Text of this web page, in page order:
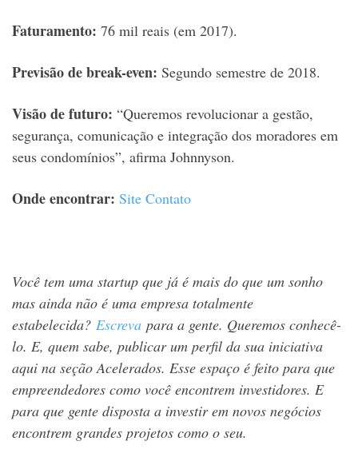
Faturamento: 76 mil reais (em 2017).
Previsão de break-even: Segundo semestre de 2018.
Visão de futuro: “Queremos revolucionar a gestão,
segurança, comunicação e integração dos moradores em
seus condomínios”, afirma Johnnyson.
Onde encontrar: Site Contato
Você tem uma startup que já é mais do que um sonho
mas ainda não é uma empresa totalmente
estabelecida? Escreva para a gente. Queremos conhecê-
lo. E, quem sabe, publicar um perfil da sua iniciativa
aqui na seção Acelerados. Esse espaço é feito para que
empreendedores como você encontrem investidores. E
para que gente disposta a investir em novos negócios
encontrem grandes projetos como o seu.